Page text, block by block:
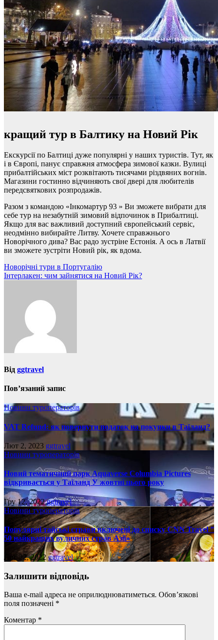
кращий тур в Балтику на Новий Рік
Екскурсії по Балтиці дуже популярні у наших туристів. Тут, як
і в Європі, панує справжня атмосфера зимової казки. Вулиці
прибалтійських міст розквітають тисячами різдвяних вогнів.
Магазини гостинно відчиняють свої двері для любителів
передсвяткових розпродажів.
Разом з командою «Інкомартур 93 » Ви зможете вибрати для
себе тур на незабутній зимовий відпочинок в Прибалтиці.
Якщо для вас важливий доступний європейський сервіс,
неодмінно вибирайте Литву. Хочете справжнього
Новорічного дива? Вас радо зустріне Естонія. А ось в Латвії
ви зможете зустріти Новий рік, як вдома.
Навігація
записів
Новорічні тури в Португалію
Інтерлакен: чим зайнятися на Новий Рік?
Від ggtravel
Пов’язаний запис
Новини туроператорів
VAT Refund: як повернути податок на покупки в Таїланд?
Лют 2, 2023 ggtravel
Новини туроператорів
Новий тематичний парк Aquaverse Columbia Pictures
відкривається у Таїланд У жовтні цього року
Гру 12, 2022ggtravel
Новини туроператорів
Популярні тайські страви включені до списку CNN Travel ”
50 найкращих вуличних страв Азії»
Лис 22, 2022ggtravel
Залишити відповідь
Ваша e-mail адреса не оприлюднюватиметься. Обов’язкові
поля позначені *
Коментар *